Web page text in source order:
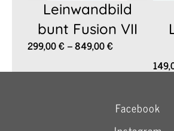
Leinwandbild
bunt Fusion VII
299,00€–849,00€
bis
Facebook